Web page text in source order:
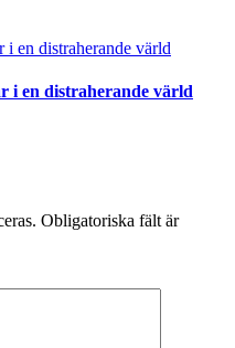
i en distraherande värld
Obligatoriska fält är